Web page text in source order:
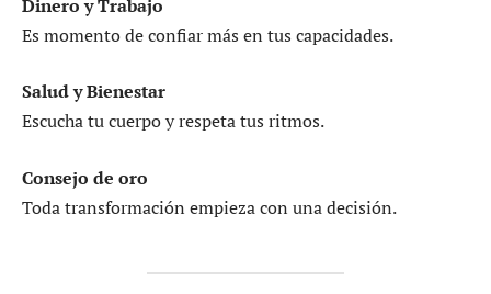
Dinero y Trabajo
Es momento de confiar más en tus capacidades.
Salud y Bienestar
Escucha tu cuerpo y respeta tus ritmos.
Consejo de oro
Toda transformación empieza con una decisión.